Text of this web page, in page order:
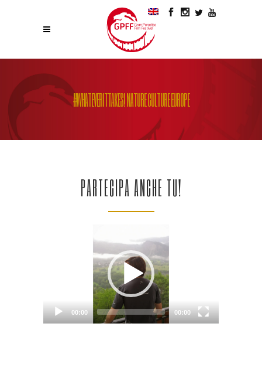
#WHATEVERITTAKES! NATURE CULTURE EUROPE
PARTECIPA ANCHE TU!